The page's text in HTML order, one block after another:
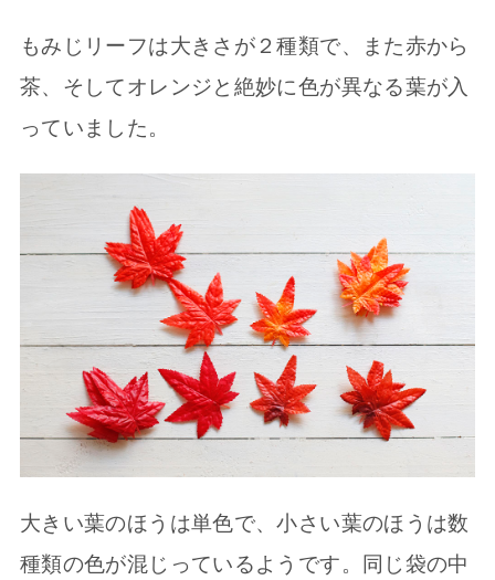
もみじリーフは大きさが２種類で、また赤から
茶、そしてオレンジと絶妙に色が異なる葉が入
っていました。
大きい葉のほうは単色で、小さい葉のほうは数
種類の色が混じっているようです。同じ袋の中